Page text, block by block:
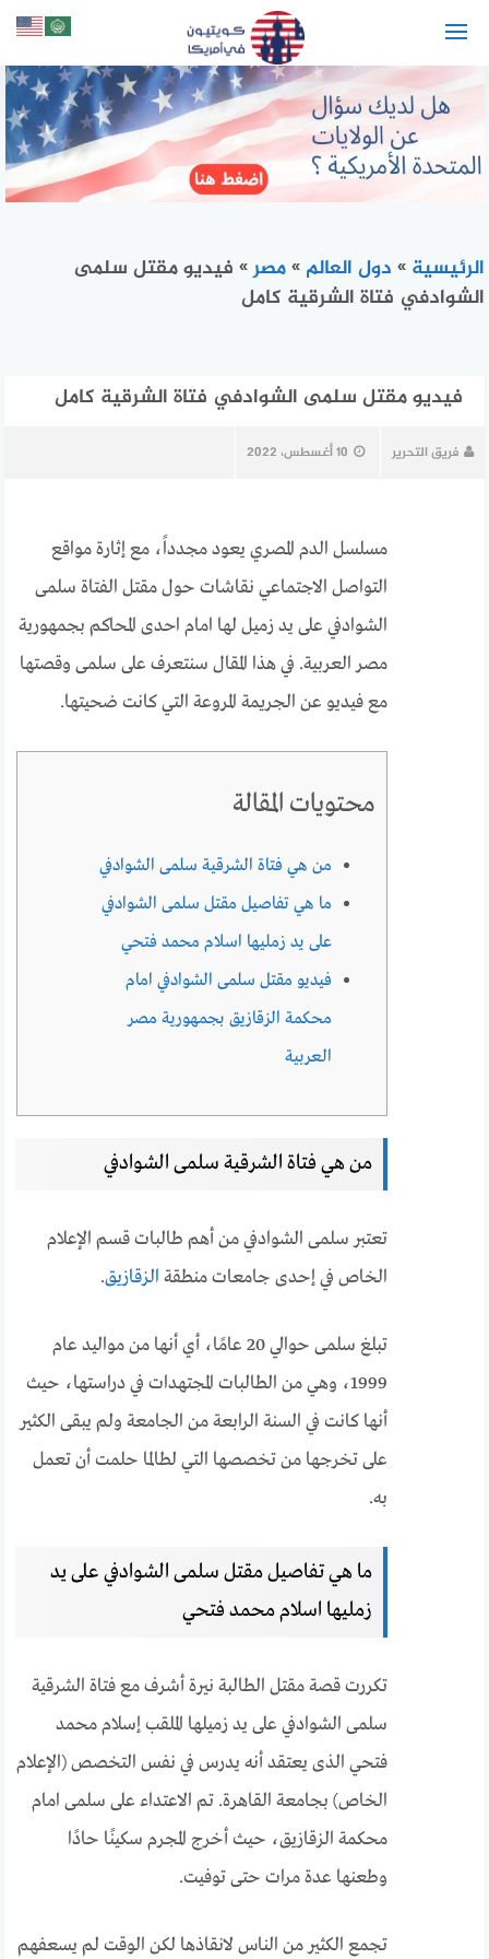
الرئيسية » دول العالم »مصر» فيديو مقتل سلمى
الشوادفي فتاة الشرقية كامل
فيديو مقتل سلمى الشوادفي فتاة الشرقية كامل
فريق التحرير 10 أغسطس، 2022
مسلسل الدم المصري يعود مجدداً، مع إثارة مواقع
التواصل الاجتماعي نقاشات حول مقتل الفتاة سلمى
الشوادفي على يد زميل لها امام احدى المحاكم بجمهورية
مصر العربية. في هذا المقال سنتعرف على سلمى وقصتها
مع فيديو عن الجريمة المروعة التي كانت ضحيتها.
محتويات المقالة
من هي فتاة الشرقية سلمى الشوادفي
ما هي تفاصيل مقتل سلمى الشوادفي
على يد زمليها اسلام محمد فتحي
فيديو مقتل سلمى الشوادفي امام
محكمة الزقازيق بجمهورية مصر
العربية
من هي فتاة الشرقية سلمى الشوادفي
تعتبر سلمى الشوادفي من أهم طالبات قسم الإعلام
الخاص في إحدى جامعات منطقة الزقازيق.
تبلغ سلمى حوالي 20 عامًا، أي أنها من مواليد عام
1999، وهي من الطالبات المجتهدات في دراستها، حيث
أنها كانت في السنة الرابعة من الجامعة ولم يبقى الكثير
على تخرجها من تخصصها التي لطالما حلمت أن تعمل
به.
ما هي تفاصيل مقتل سلمى الشوادفي على يد
زمليها اسلام محمد فتحي
تكررت قصة مقتل الطالبة نيرة أشرف مع فتاة الشرقية
سلمى الشوادفي على يد زميلها الملقب إسلام محمد
فتحي الذى يعتقد أنه يدرس في نفس التخصص (الإعلام
الخاص) بجامعة القاهرة. تم الاعتداء على سلمى امام
محكمة الزقازيق، حيث أخرج المجرم سكينًا حادًا
وطعنها عدة مرات حتى توفيت.
تجمع الكثير من الناس لانقاذها لكن الوقت لم يسعفهم